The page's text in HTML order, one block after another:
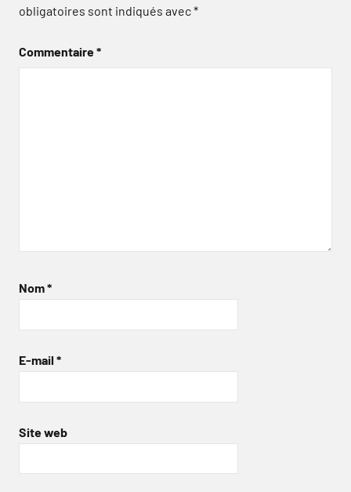
obligatoires sont indiqués avec*
Commentaire*
Nom*
E-mail *
Site web